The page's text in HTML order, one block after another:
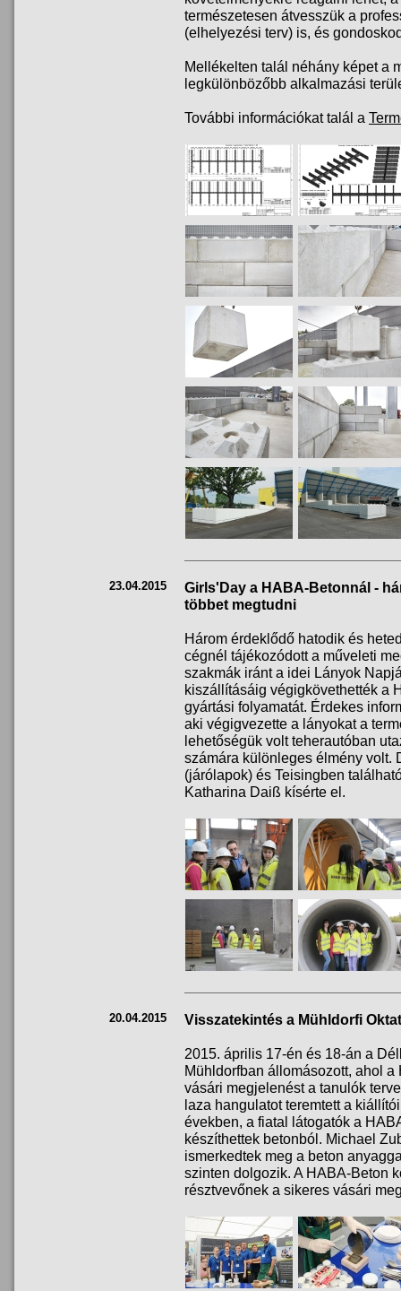
természetesen átvesszük a
(elhelyezési terv) is, és
Mellékelten talál néhány képet a
legkülönbözőbb alkalmazási
További információkat talál a
23.04.2015
Girls'Day a HABA-Betonnál -
többet megtudni
Három érdeklődő hatodik és
cégnél tájékozódott a műveleti
szakmák iránt a idei Lányok
kiszállításáig végigkövethették a
gyártási folyamatát. Érdekes
aki végigvezette a lányokat a
lehetőségük volt teherautóban
számára különleges élmény volt.
(járólapok) és Teisingben
Katharina Daiß kísérte el.
20.04.2015 Visszatekintés a Mühldorfi
2015. április 17-én és 18-án a
Mühldorfban állomásozott, ahol
vásári megjelenést a tanulók
laza hangulatot teremtett a
években, a fiatal látogatók a
készíthettek betonból. Michael
ismerkedtek meg a beton
szinten dolgozik. A HABA-Beton
résztvevőnek a sikeres vásári